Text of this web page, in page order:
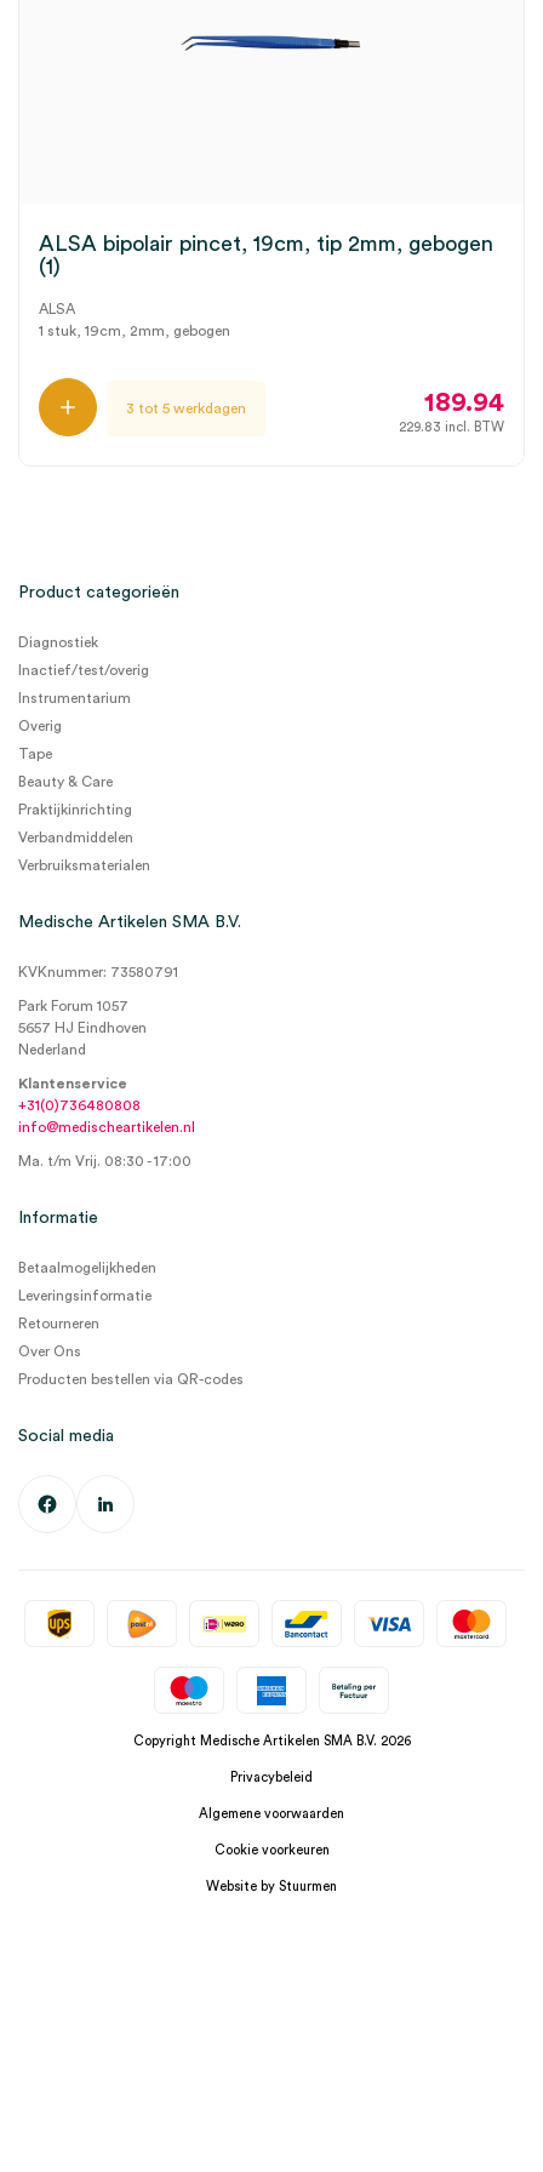
ALSA bipolair pincet, 19cm, tip 2mm, gebogen
(1)
ALSA
1 stuk, 19cm, 2mm, gebogen
3 tot 5 werkdagen 189.94
229.83 incl. BTW
Product categorieën
Diagnostiek
Inactief/test/overig
Instrumentarium
Overig
Tape
Beauty & Care
Praktijkinrichting
Verbandmiddelen
Verbruiksmaterialen
Medische Artikelen SMA B.V.
KVKnummer: 73580791
Park Forum 1057
5657 HJ Eindhoven
Nederland
Klantenservice
+31(0)736480808
info@medischeartikelen.nl
Ma. t/m Vrij. 08:30 - 17:00
Informatie
Betaalmogelijkheden
Leveringsinformatie
Retourneren
Over Ons
Producten bestellen via QR-codes
Social media
Copyright Medische Artikelen SMA B.V. 2026
Privacybeleid
Algemene voorwaarden
Cookie voorkeuren
Website by Stuurmen